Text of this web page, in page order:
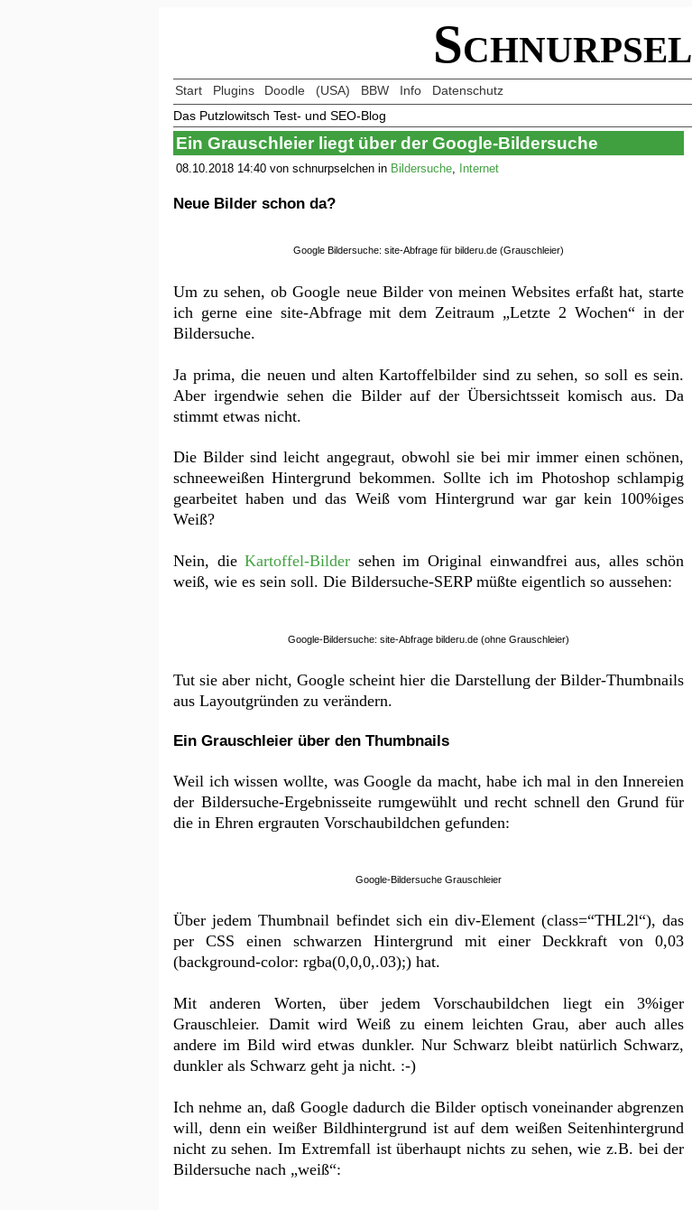
Schnurpsel
Start Plugins Doodle (USA) BBW Info
Datenschutz
Das Putzlowitsch Test- und SEO-Blog
Ein Grauschleier liegt über der Google-Bildersuche
08.10.2018 14:40 von schnurpselchen in Bildersuche, Internet
Neue Bilder schon da?
Google Bildersuche: site-Abfrage für bilderu.de (Grauschleier)
Um zu sehen, ob Google neue Bilder von meinen Websites erfaßt hat, starte
ich gerne eine site-Abfrage mit dem Zeitraum „Letzte 2 Wochen“ in der
Bildersuche.
Ja prima, die neuen und alten Kartoffelbilder sind zu sehen, so soll es sein.
Aber irgendwie sehen die Bilder auf der Übersichtsseit komisch aus. Da
stimmt etwas nicht.
Die Bilder sind leicht angegraut, obwohl sie bei mir immer einen schönen,
schneeweißen Hintergrund bekommen. Sollte ich im Photoshop schlampig
gearbeitet haben und das Weiß vom Hintergrund war gar kein 100%iges
Weiß?
Nein, dieKartoffel-Bilder sehen im Original einwandfrei aus, alles schön
weiß, wie es sein soll. Die Bildersuche-SERP müßte eigentlich so aussehen:
Google-Bildersuche: site-Abfrage bilderu.de (ohne Grauschleier)
Tut sie aber nicht, Google scheint hier die Darstellung der Bilder-Thumbnails
aus Layoutgründen zu verändern.
Ein Grauschleier über den Thumbnails
Weil ich wissen wollte, was Google da macht, habe ich mal in den Innereien
der Bildersuche-Ergebnisseite rumgewühlt und recht schnell den Grund für
die in Ehren ergrauten Vorschaubildchen gefunden:
Google-Bildersuche Grauschleier
Über jedem Thumbnail befindet sich ein div-Element (class=“THL2l“), das
per CSS einen schwarzen Hintergrund mit einer Deckkraft von 0,03
(background-color: rgba(0,0,0,.03);) hat.
Mit anderen Worten, über jedem Vorschaubildchen liegt ein 3%iger
Grauschleier. Damit wird Weiß zu einem leichten Grau, aber auch alles
andere im Bild wird etwas dunkler. Nur Schwarz bleibt natürlich Schwarz,
dunkler als Schwarz geht ja nicht. :-)
Ich nehme an, daß Google dadurch die Bilder optisch voneinander abgrenzen
will, denn ein weißer Bildhintergrund ist auf dem weißen Seitenhintergrund
nicht zu sehen. Im Extremfall ist überhaupt nichts zu sehen, wie z.B. bei der
Bildersuche nach „weiß“: